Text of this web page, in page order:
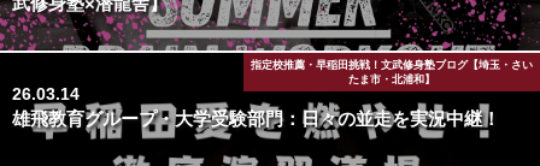
指定校推薦・早稲田挑戦！文武修身塾ブログ【埼玉・さい
たま市・北浦和】
26.03.14
雄飛教育グループ・大学受験部門：日々の並走を実況中継！